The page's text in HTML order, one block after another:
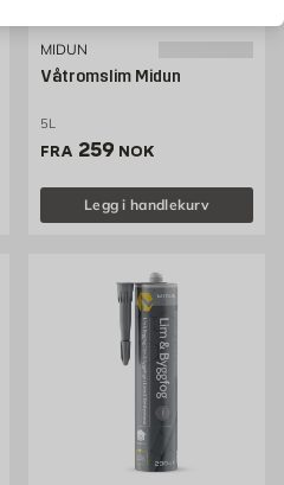
MIDUN
Våtromslim Midun
5L
FRA Pris 259 NOK /stk
259 NOK
Legg i handlekurv